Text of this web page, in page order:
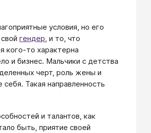
условия, но его
гендер , и то, что
кого-то характерна
и бизнес. Мальчики с детства
черт, роль жены и
Такая направленность
и талантов, как
быть, приятие своей